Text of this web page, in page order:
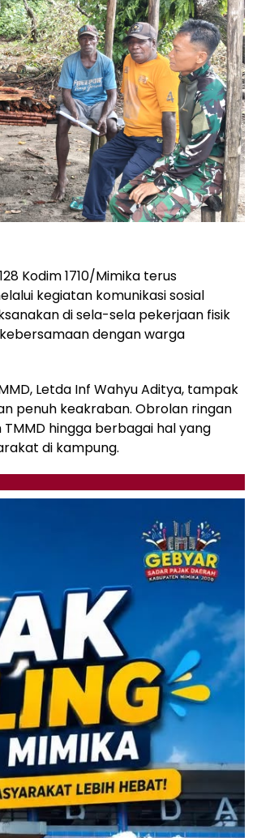
Kodim 1710/Mimika terus
kegiatan komunikasi sosial
di sela-sela pekerjaan fisik
dengan warga
Letda Inf Wahyu Aditya, tampak
penuh keakraban. Obrolan ringan
hingga berbagai hal yang
di kampung.